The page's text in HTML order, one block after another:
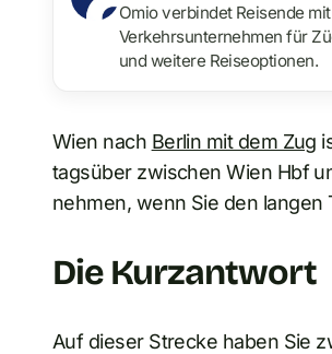
Omio verbindet Reisende
Verkehrsunternehmen für
und weitere Reiseoptionen.
Wien nach Berlin mit dem Zug
tagsüber zwischen Wien Hbf
nehmen, wenn Sie den langen
Die Kurzantwort
Auf dieser Strecke haben Sie